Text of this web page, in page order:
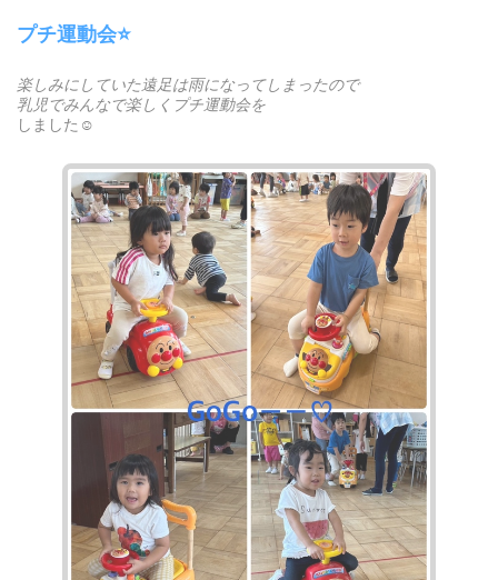
プチ運動会⭐️
楽しみにしていた遠足は雨になってしまったので
乳児でみんなで楽しくプチ運動会を
しました☺︎